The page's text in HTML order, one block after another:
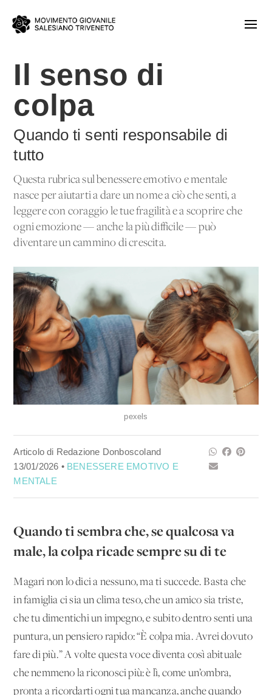
Il senso di
colpa
Quando ti senti responsabile di
tutto
Questa rubrica sul benessere emotivo e mentale
nasce per aiutarti a dare un nome a ciò che senti, a
leggere con coraggio le tue fragilità e a scoprire che
ogni emozione — anche la più difficile — può
diventare un cammino di crescita.
pexels
Articolo di Redazione Donboscoland
13/01/2026 • BENESSERE EMOTIVO E
MENTALE
Quando ti sembra che, se qualcosa va
male, la colpa ricade sempre su di te
Magari non lo dici a nessuno, ma ti succede. Basta che
in famiglia ci sia un clima teso, che un amico sia triste,
che tu dimentichi un impegno, e subito dentro senti una
puntura, un pensiero rapido: “È colpa mia. Avrei dovuto
fare di più.” A volte questa voce diventa così abituale
che nemmeno la riconosci più: è lì, come un’ombra,
pronta a ricordarti ogni tua mancanza, anche quando